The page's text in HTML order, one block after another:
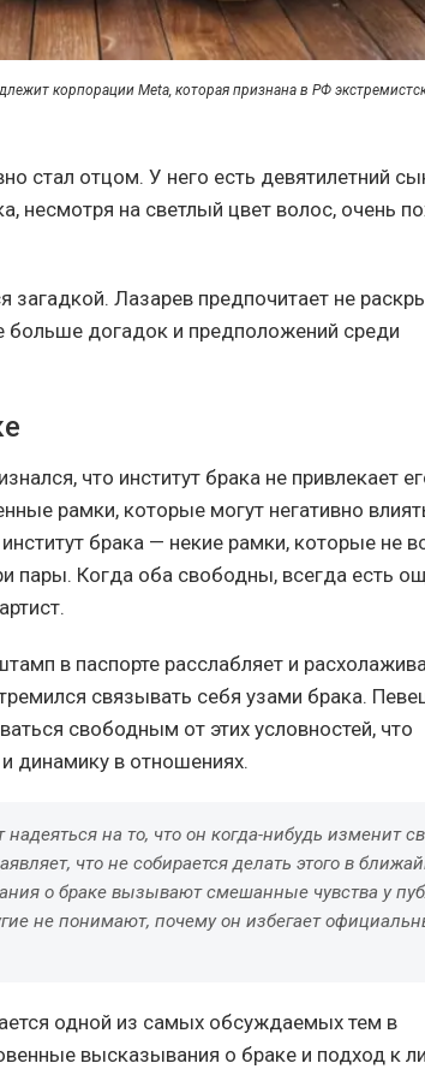
корпорации Meta, которая признана в РФ
стал отцом. У него есть девятилетний
несмотря на светлый цвет волос, очень
загадкой. Лазарев предпочитает не
догадок и предположений среди
что институт брака не привлекает
рамки, которые могут негативно
брака — некие рамки, которые не
пары. Когда оба свободны, всегда есть
в паспорте расслабляет и
связывать себя узами брака.
свободным от этих условностей, что
динамику в отношениях.
на то, что он когда-нибудь изменит
что не собирается делать этого в
о браке вызывают смешанные чувства у
не понимают, почему он избегает
одной из самых обсуждаемых тем в
высказывания о браке и подход к